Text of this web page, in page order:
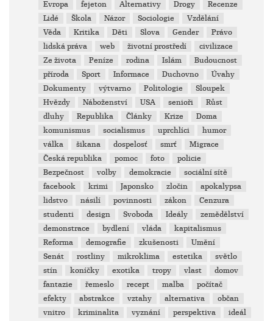
Evropa
fejeton Alternativy Drogy
Recenze
Lidé
Škola Názor Sociologie
Vzdělání
Věda
Kritika Děti Slova Gender
Právo
lidská práva
web životní prostředí
civilizace
Ze života
Peníze rodina Islám
Budoucnost
příroda
Sport Informace Duchovno
Úvahy
Dokumenty
výtvarno Politologie
Sloupek
Hvězdy
Náboženství USA senioři
Růst
dluhy
Republika Články Krize
Doma
komunismus
socialismus uprchlíci
humor
válka
šikana dospelosť smrť
Migrace
Česká republika
pomoc foto
policie
Bezpečnost
volby demokracie
sociální sítě
facebook
krimi Japonsko zločin
apokalypsa
lidstvo
násilí povinnosti zákon
Cenzura
studenti
design Svoboda Ideály
zemědělství
demonstrace
bydlení vláda
kapitalismus
Reforma
demografie zkušenosti
Umění
Senát
rostliny mikroklima estetika
světlo
stín
koníčky exotika tropy vlast
domov
fantazie
řemeslo recept malba
počítač
efekty
abstrakce vztahy alternativa
občan
vnitro
kriminalita vyznání perspektiva ideál